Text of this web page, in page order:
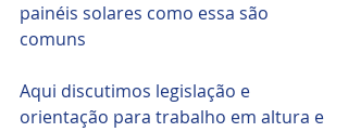
painéis solares como essa são
comuns
Aqui discutimos legislação e
orientação para trabalho em altura e